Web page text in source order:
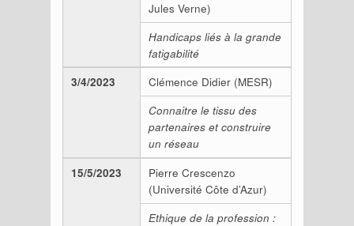
Jules Verne)
Handicaps liés à la grande
fatigabilité
3/4/2023
Clémence Didier (MESR)
Connaitre le tissu des
partenaires et construire
un réseau
15/5/2023
Pierre Crescenzo
(Université Côte d’Azur)
Ethique de la profession :